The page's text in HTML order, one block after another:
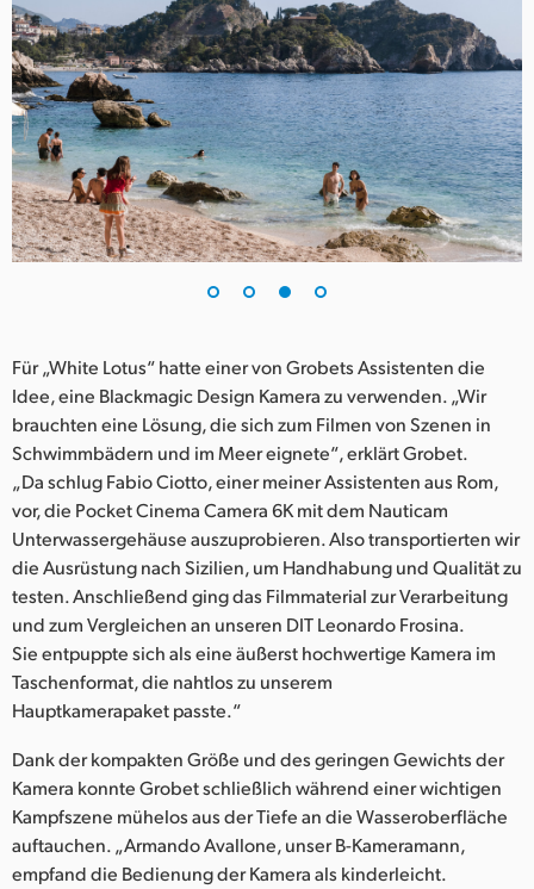
Für „White Lotus“ hatte einer von Grobets Assistenten die
Idee, eine Blackmagic Design Kamera zu verwenden. „Wir
brauchten eine Lösung, die sich zum Filmen von Szenen in
Schwimmbädern und im Meer eignete“, erklärt Grobet.
„Da schlug Fabio Ciotto, einer meiner Assistenten aus Rom,
vor, die Pocket Cinema Camera 6K mit dem Nauticam
Unterwassergehäuse auszuprobieren. Also transportierten wir
die Ausrüstung nach Sizilien, um Handhabung und Qualität zu
testen. Anschließend ging das Filmmaterial zur Verarbeitung
und zum Vergleichen an unseren DIT Leonardo Frosina.
Sie entpuppte sich als eine äußerst hochwertige Kamera im
Taschenformat, die nahtlos zu unserem
Hauptkamerapaket passte.“
Dank der kompakten Größe und des geringen Gewichts der
Kamera konnte Grobet schließlich während einer wichtigen
Kampfszene mühelos aus der Tiefe an die Wasseroberfläche
auftauchen. „Armando Avallone, unser B-Kameramann,
empfand die Bedienung der Kamera als kinderleicht.